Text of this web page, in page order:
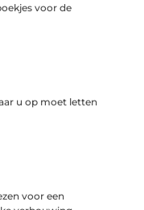
voor de
u op moet letten
voor een